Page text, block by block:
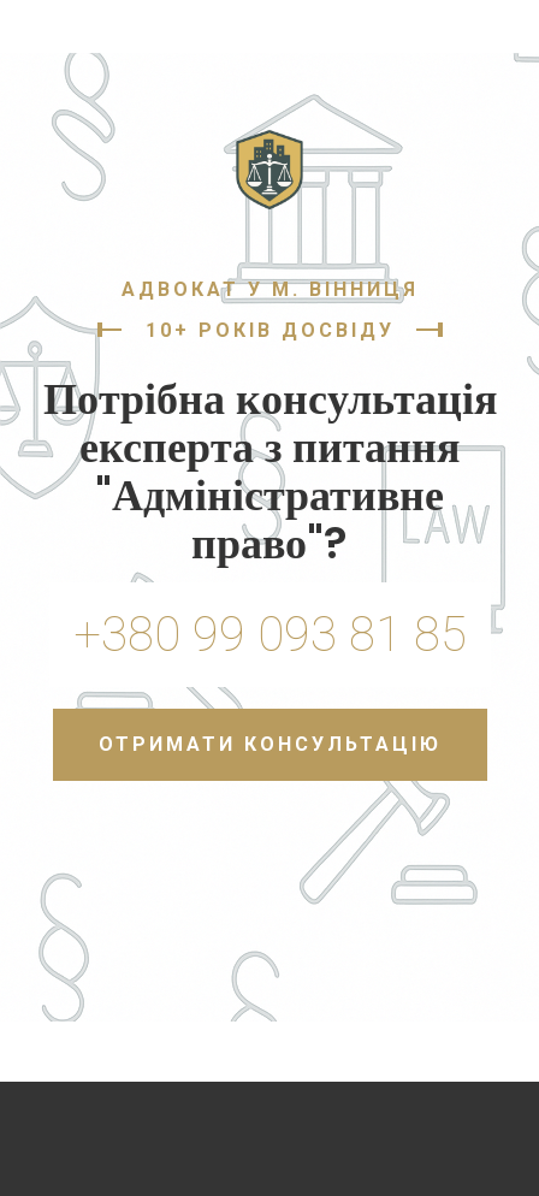
АДВОКАТ У М. ВІННИЦЯ
10+ РОКІВ ДОСВІДУ
Потрібна консультація
експерта з питання
"Адміністративне
право"?
+380 99 093 81 85
ОТРИМАТИ КОНСУЛЬТАЦІЮ